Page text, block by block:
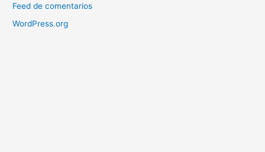
Feed de comentarios
WordPress.org